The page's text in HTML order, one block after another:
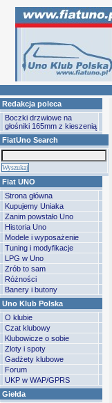
Redakcja poleca
Boczki drzwiowe na
głośniki 165mm z kieszenią
FiatUno Search
Fiat UNO
Strona główna
Kupujemy Uniaka
Zanim powstało Uno
Historia Uno
Modele i wyposażenie
Tuning i modyfikacje
LPG w Uno
Zrób to sam
Różności
Banery i butony
Uno Klub Polska
O klubie
Czat klubowy
Klubowicze o sobie
Zloty i spoty
Gadżety klubowe
Forum
UKP w WAP/GPRS
Giełda